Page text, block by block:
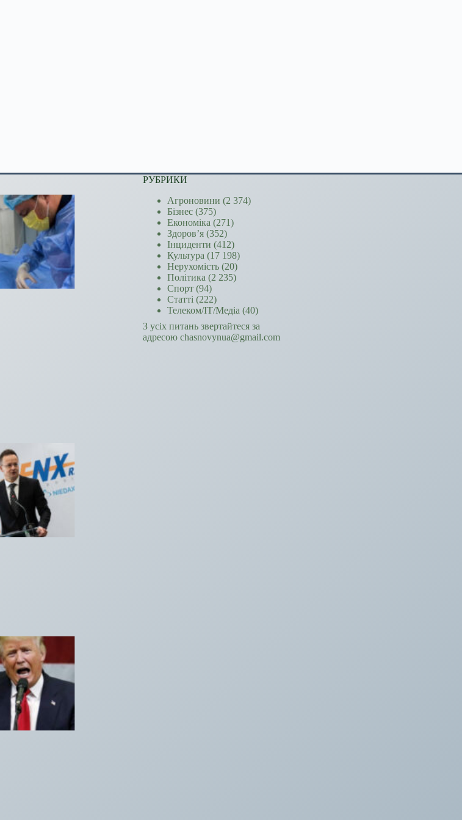
РУБРИКИ
Агроновини (2 374)
Бізнес (375)
Економіка (271)
Здоров’я (352)
Інциденти (412)
Культура (17 198)
Нерухомість (20)
Політика (2 235)
Спорт (94)
Статті (222)
Телеком/ІТ/Медіа (40)
З усіх питань звертайтеся за
адресою chasnovynua@gmail.com